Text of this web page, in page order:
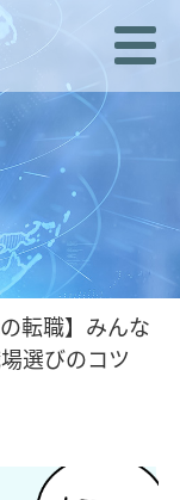
転職】みんな
選びのコツ